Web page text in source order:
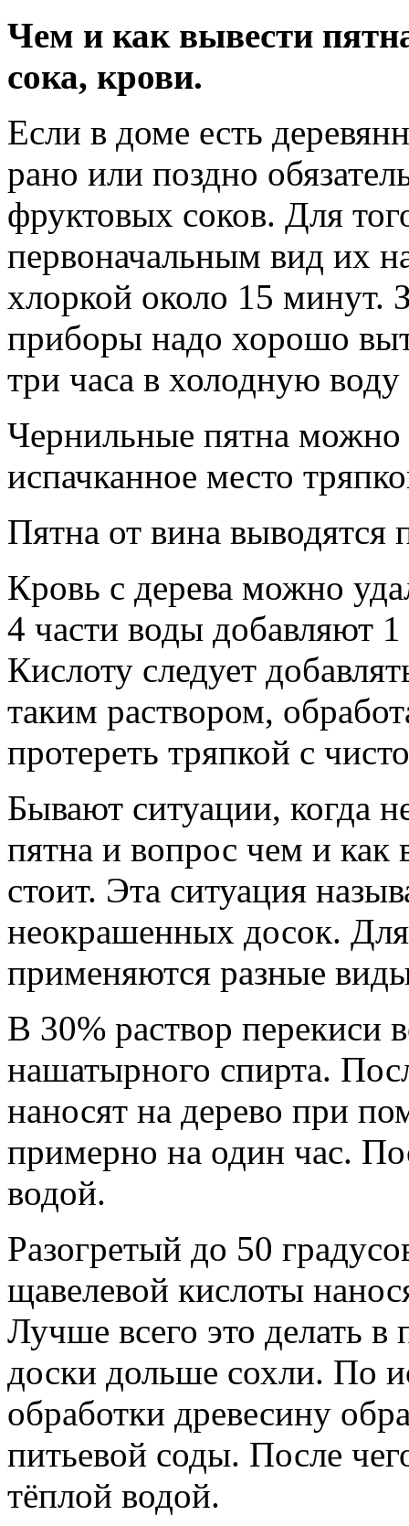
Чем и как вывести
сока, крови.
Если в доме есть
рано или поздно
фруктовых соков. Для
первоначальным вид их
хлоркой около 15 минут.
приборы надо хорошо
три часа в холодную
Чернильные пятна можно
испачканное место
Пятна от вина
Кровь с дерева можно
4 части воды добавляют
Кислоту следует
таким раствором,
протереть тряпкой с
Бывают ситуации, когда
пятна и вопрос чем и как
стоит. Эта ситуация
неокрашенных досок.
применяются разные
В 30% раствор перекиси
нашатырного спирта.
наносят на дерево при
примерно на один час.
водой.
Разогретый до 50
щавелевой кислоты
Лучше всего это делать
доски дольше сохли. По
обработки древесину
питьевой соды. После
тёплой водой.